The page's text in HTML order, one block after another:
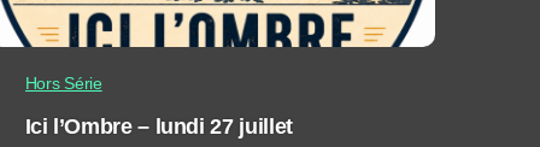
Hors Série
Ici l’Ombre – lundi 27 juillet